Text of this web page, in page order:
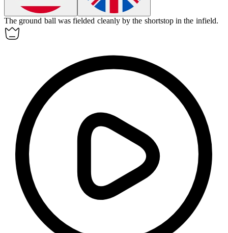
The ground ball was fielded cleanly by the shortstop in the infield.